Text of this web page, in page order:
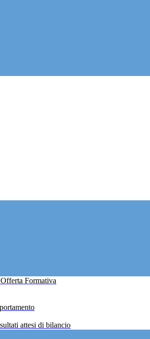
Formativa
attesi di bilancio